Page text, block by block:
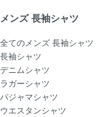
メンズ 長袖シャツ
全てのメンズ 長袖シャツ
長袖シャツ
デニムシャツ
ラガーシャツ
パジャマシャツ
ウエスタンシャツ